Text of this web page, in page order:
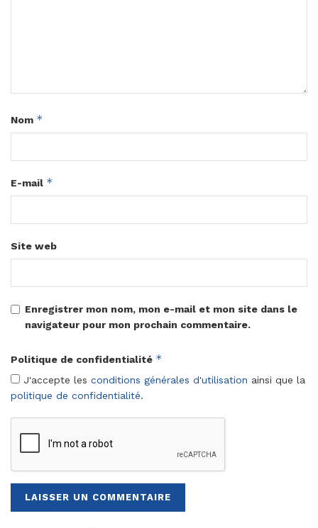
Nom *
E-mail *
Site web
Enregistrer mon nom, mon e-mail et mon site dans le
navigateur pour mon prochain commentaire.
Politique de confidentialité *
J'accepte les conditions générales d'utilisation ainsi que la
politique de confidentialité.